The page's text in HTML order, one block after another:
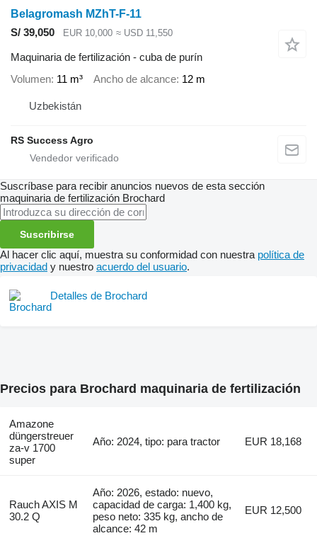
Belagromash MZhT-F-11
S/ 39,050
EUR 10,000 ≈ USD 11,550
Maquinaria de fertilización - cuba de purín
Volumen 11 m³ Ancho de alcance 12 m
Uzbekistán
RS Success Agro
Suscríbase para recibir anuncios nuevos de esta sección
maquinaria de fertilización Brochard
Suscribirse
Al hacer clic aquí, muestra su conformidad con nuestra política de
privacidad y nuestro acuerdo del usuario.
Detalles de Brochard
Precios para Brochard maquinaria de fertilización
Amazone
düngerstreuer
za-v 1700
super
Año: 2024, tipo: para tractor EUR 18,168
Rauch AXIS M
30.2 Q
Año: 2026, estado: nuevo,
capacidad de carga: 1,400 kg,
peso neto: 335 kg, ancho de
alcance: 42 m
EUR 12,500